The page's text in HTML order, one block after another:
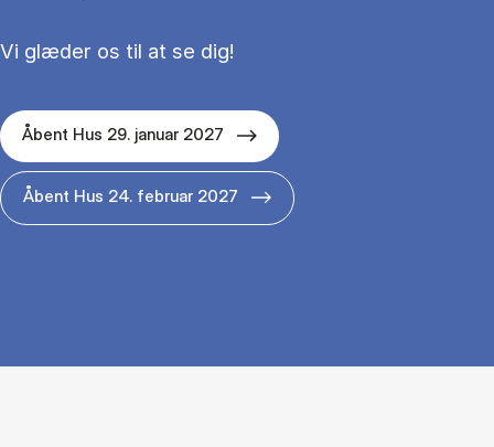
Vi glæder os til at se dig!
Åbent Hus 29. januar 2027
Åbent Hus 24. februar 2027